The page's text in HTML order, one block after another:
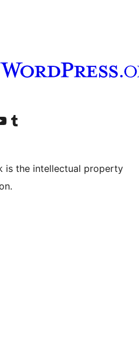
accountaccount
ons YouTube kanaal
Bezoek onze Tumblr account
is the intellectual property